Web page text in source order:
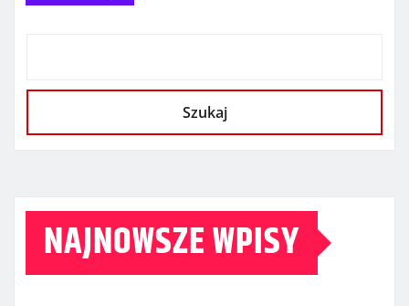
Szukaj
NAJNOWSZE WPISY